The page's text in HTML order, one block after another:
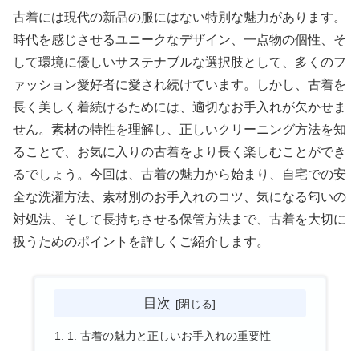
古着には現代の新品の服にはない特別な魅力があります。
時代を感じさせるユニークなデザイン、一点物の個性、そ
して環境に優しいサステナブルな選択肢として、多くのフ
ァッション愛好者に愛され続けています。しかし、古着を
長く美しく着続けるためには、適切なお手入れが欠かせま
せん。素材の特性を理解し、正しいクリーニング方法を知
ることで、お気に入りの古着をより長く楽しむことができ
るでしょう。今回は、古着の魅力から始まり、自宅での安
全な洗濯方法、素材別のお手入れのコツ、気になる匂いの
対処法、そして長持ちさせる保管方法まで、古着を大切に
扱うためのポイントを詳しくご紹介します。
目次
1. 古着の魅力と正しいお手入れの重要性